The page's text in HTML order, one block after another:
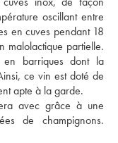
oscillant entre
en cuves pendant 18
malolactique partielle.
barriques dont la
ce vin est doté de
apte à la garde.
avec grâce à une
de champignons.